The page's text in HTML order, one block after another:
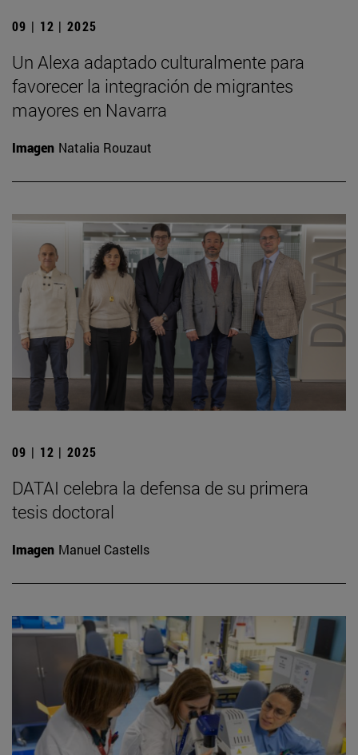
09 | 12 | 2025
Un Alexa adaptado culturalmente para
favorecer la integración de migrantes
mayores en Navarra
Imagen Natalia Rouzaut
09 | 12 | 2025
DATAI celebra la defensa de su primera
tesis doctoral
Imagen Manuel Castells